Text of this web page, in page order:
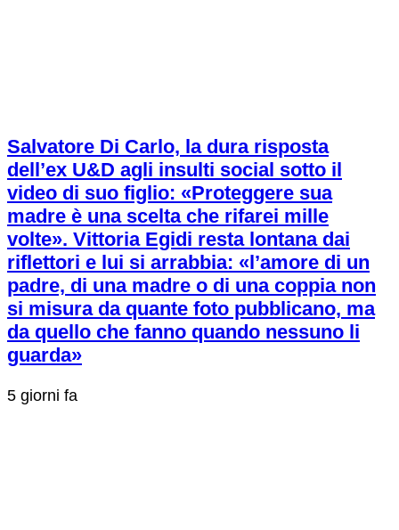
Salvatore Di Carlo, la dura risposta
dell’ex U&D agli insulti social sotto il
video di suo figlio: «Proteggere sua
madre è una scelta che rifarei mille
volte». Vittoria Egidi resta lontana dai
riflettori e lui si arrabbia: «l’amore di un
padre, di una madre o di una coppia non
si misura da quante foto pubblicano, ma
da quello che fanno quando nessuno li
guarda»
5 giorni fa